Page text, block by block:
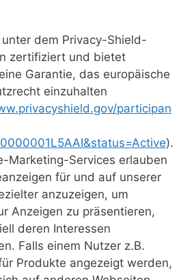
dem Privacy-Shield-
zertifiziert und bietet
Garantie, das europäische
einzuhalten
participan
).
Marketing-Services erlauben
für und auf unserer
anzuzeigen, um
Anzeigen zu präsentieren,
deren Interessen
Falls einem Nutzer z.B.
Produkte angezeigt werden,